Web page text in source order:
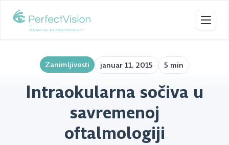
Zanimljivosti januar 11, 2015 5 min
Intraokularna sočiva u
savremenoj
oftalmologiji